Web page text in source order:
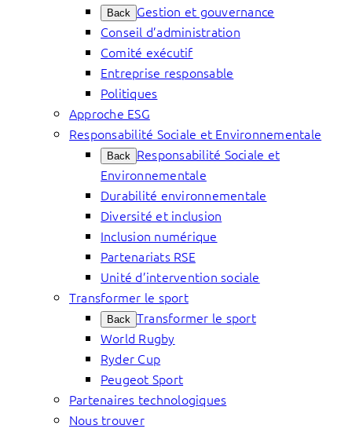
Back Gestion et gouvernance
Conseil d’administration
Comité exécutif
Entreprise responsable
Politiques
Approche ESG
Responsabilité Sociale et Environnementale
Back Responsabilité Sociale et
Environnementale
Durabilité environnementale
Diversité et inclusion
Inclusion numérique
Partenariats RSE
Unité d’intervention sociale
Transformer le sport
Back Transformer le sport
World Rugby
Ryder Cup
Peugeot Sport
Partenaires technologiques
Nous trouver